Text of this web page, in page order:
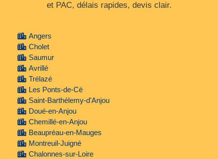
et PAC, délais rapides, devis clair.
Angers
Cholet
Saumur
Avrillé
Trélazé
Les Ponts-de-Cé
Saint-Barthélemy-d'Anjou
Doué-en-Anjou
Chemillé-en-Anjou
Beaupréau-en-Mauges
Montreuil-Juigné
Chalonnes-sur-Loire